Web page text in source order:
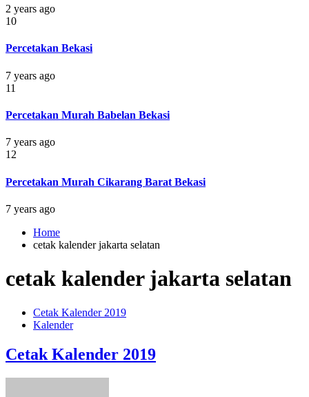
2 years ago
10
Percetakan Bekasi
7 years ago
11
Percetakan Murah Babelan Bekasi
7 years ago
12
Percetakan Murah Cikarang Barat Bekasi
7 years ago
Home
cetak kalender jakarta selatan
cetak kalender jakarta selatan
Cetak Kalender 2019
Kalender
Cetak Kalender 2019